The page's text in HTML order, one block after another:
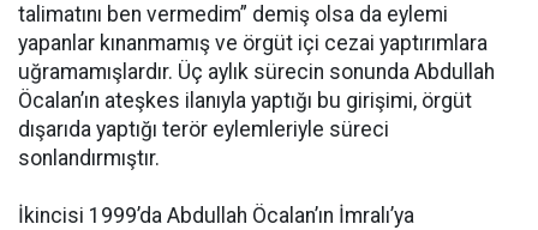
talimatını ben vermedim” demiş olsa da eylemi
yapanlar kınanmamış ve örgüt içi cezai yaptırımlara
uğramamışlardır. Üç aylık sürecin sonunda Abdullah
Öcalan’ın ateşkes ilanıyla yaptığı bu girişimi, örgüt
dışarıda yaptığı terör eylemleriyle süreci
sonlandırmıştır.
İkincisi 1999’da Abdullah Öcalan’ın İmralı’ya